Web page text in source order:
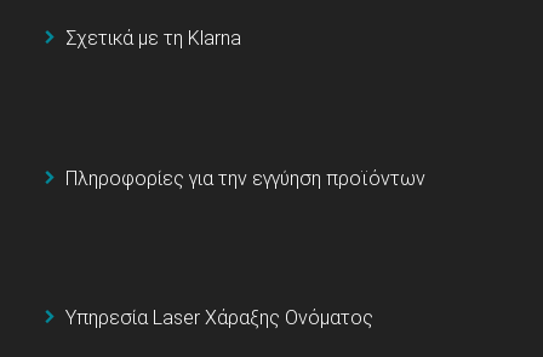
Σχετικά με τη Klarna
Πληροφορίες για την εγγύηση προϊόντων
Υπηρεσία Laser Χάραξης Ονόματος